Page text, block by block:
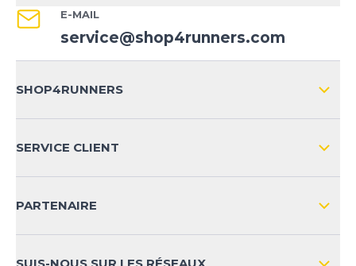
E-MAIL
service@shop4runners.com
SHOP4RUNNERS
SERVICE CLIENT
PARTENAIRE